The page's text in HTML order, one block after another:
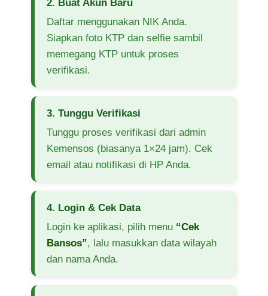
2. Buat Akun Baru
Daftar menggunakan NIK Anda.
Siapkan foto KTP dan selfie sambil
memegang KTP untuk proses
verifikasi.
3. Tunggu Verifikasi
Tunggu proses verifikasi dari admin
Kemensos (biasanya 1×24 jam). Cek
email atau notifikasi di HP Anda.
4. Login & Cek Data
Login ke aplikasi, pilih menu “Cek
Bansos”, lalu masukkan data wilayah
dan nama Anda.